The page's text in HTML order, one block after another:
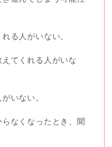
る人がいない。
えてくれる人がいな
いない。
らなくなったとき、聞